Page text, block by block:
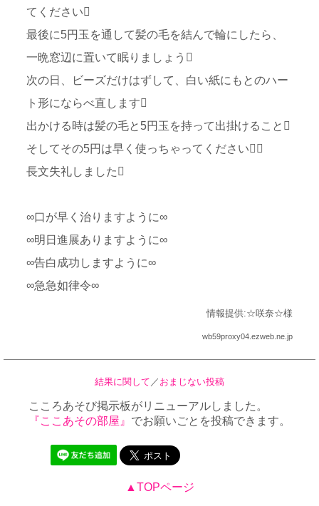
てください
最後に5円玉を通して髪の毛を結んで輪にしたら、
一晩窓辺に置いて眠りましょう
次の日、ビーズだけはずして、白い紙にもとのハー
ト形にならべ直します
出かける時は髪の毛と5円玉を持って出掛けること
そしてその5円は早く使っちゃってください
長文失礼しました
∞口が早く治りますように∞
∞明日進展ありますように∞
∞告白成功しますように∞
∞急急如律令∞
情報提供:☆咲奈☆様
wb59proxy04.ezweb.ne.jp
結果に関して ／ おまじない投稿
こころあそび掲示板がリニューアルしました。
『ここあその部屋』 でお願いごとを投稿できます。
▲TOPページ